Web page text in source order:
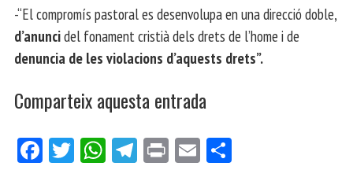
-“El compromís pastoral es desenvolupa en una direcció doble,
d’anuncidel fonament cristià dels drets de l’home i de
denuncia de les violacions d’aquests drets”.
Comparteix aquesta entrada
Fa Tw W Te Pri E